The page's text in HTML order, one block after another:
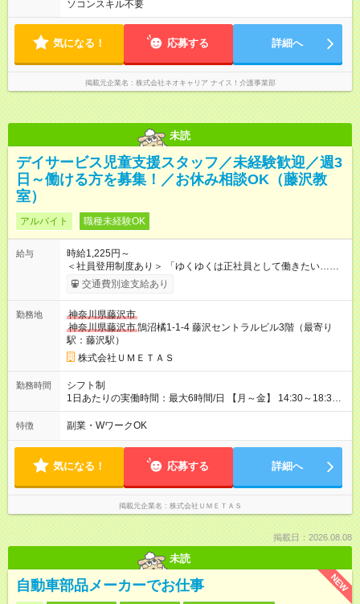
ソコンスキル不要
気になる！ 応募する 詳細へ
掲載元企業名 株式会社ネオキャリア ナイス！介護事業部
未読
デイサービス児童支援スタッフ／未経験歓迎／週3
日～働ける方を募集！／お休み相談OK（藤沢教
室）
アルバイト 職種未経験OK
給与
時給1,225円～
＜社員登用制度あり＞ 「ゆくゆくは正社員として働きたい…」
と考えている方も大歓迎！複数名のスタッフがアルバイト・パ
ートから正社員として働いています。社員登用希望の方は入社
間の長さ：3ヶ月 雇用形態、給与は本採用時と同じです。 試
用・研修期間：1～3ヶ月
交通費別途支給あり
勤務地
神奈川県藤沢市
神奈川県藤沢市鵠沼橘1-1-4 藤沢セントラルビル3階（最寄り
駅：藤沢駅）
株式会社ＵＭＥＴＡＳ
勤務時間
シフト制
1日あたりの実働時間：最大6時間/日 【月～金】 14:30～18:30
【土日／夏休み期間等】 9:30～15:30 シフト提出時期：前月10
日頃まで シフト確定時期：前月20日～25日頃 ★週3日～働ける
間～、週2日～の勤務も相談可能！ お気軽にご相談ください！
特徴 副業・WワークOK
気になる！ 応募する 詳細へ
掲載元企業名 株式会社ＵＭＥＴＡＳ
掲載日：2026.08.08
未読
NEW
自動車部品メーカーでお仕事